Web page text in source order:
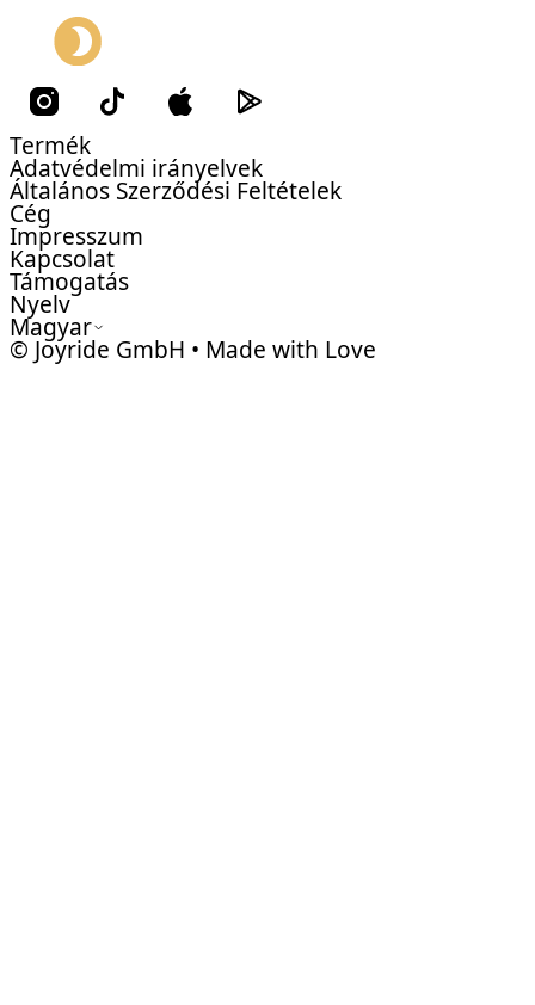
Termék
Adatvédelmi irányelvek
Általános Szerződési Feltételek
Cég
Impresszum
Kapcsolat
Támogatás
Nyelv
Magyar
© Joyride GmbH • Made with Love